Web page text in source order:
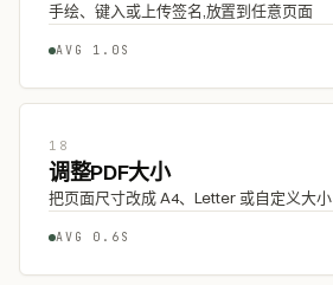
手绘、键入或上传签名,放置到任意页面
AVG 1.0S
18
调整PDF大小
把页面尺寸改成 A4、Letter 或自定义大小
AVG 0.6S